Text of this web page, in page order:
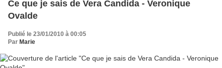
Ce que je sais de Vera Candida - Veronique
Ovalde
Publié le 23/01/2010 à 00:05
Par Marie